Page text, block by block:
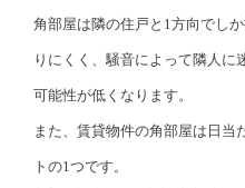
角部屋は隣の住戸と1方向でし
りにくく、騒音によって隣人に
可能性が低くなります。
また、賃貸物件の角部屋は日当
トの1つです。